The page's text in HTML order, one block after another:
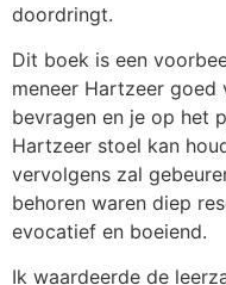
doordringt.
Dit boek is een
meneer Hartzeer goed
bevragen en je op het
Hartzeer stoel kan
vervolgens zal
behoren waren diep
evocatief en boeiend.
Ik waardeerde de